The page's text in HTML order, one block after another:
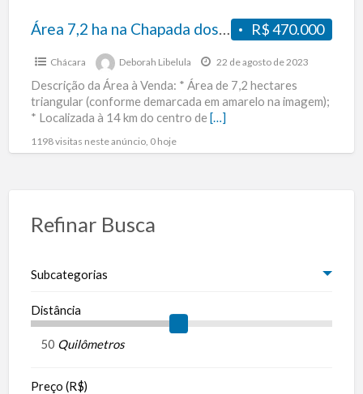
centro
Cavalcante,
R$ 470.000
Área 7,2 ha na Chapada dos Veadeiros, à 14 km do centro de Cavalcante, GO.
Chácara Deborah Libelula 22 de agosto de 2023
Descrição da Área à Venda: * Área de 7,2 hectares
triangular (conforme demarcada em amarelo na imagem);
* Localizada à 14 km do centro de […]
1198 visitas neste anúncio, 0 hoje
Refinar Busca
Subcategorias
Distância
Quilômetros
Preço (R$)